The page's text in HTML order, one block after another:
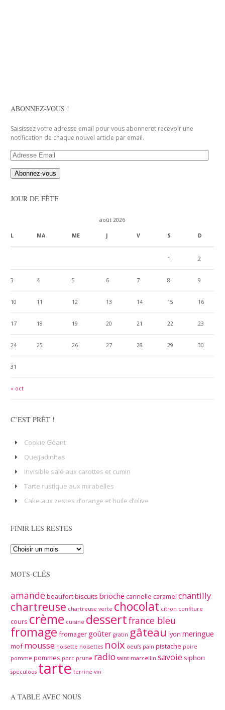
ABONNEZ-VOUS !
Saisissez votre adresse email pour vous abonneret recevoir une
notification de chaque nouvel article par email.
Adresse
Email
JOUR DE FÊTE
août 2026
L MA ME J V S D
« oct
1 2
3 4 5 6 7 8 9
10 11 12 13 14 15 16
17 18 19 20 21 22 23
24 25 26 27 28 29 30
31
C’EST PRÊT !
Cookie Géant
Queijadinhas
Invisible salé aux carottes et cumin
Tarte rustique aux mirabelles
Cake aux zestes d’orange et huile d’olive
FINIR LES RESTES
MOTS-CLÉS
amandebeaufortbiscuits brioche cannelle caramel chantilly
chartreuse chartreuse verte chocolat citron confiture
cours crème cuisine dessertfrance bleu
fromage fromager goûter gratin gâteau lyon meringue
mof mousse noisette noisettes noix oeufs pain pistache poire
pomme pommes porc prune radio saint-marcellin savoie siphon
spéculoos tarte terrine vin
A TABLE AVEC NOUS